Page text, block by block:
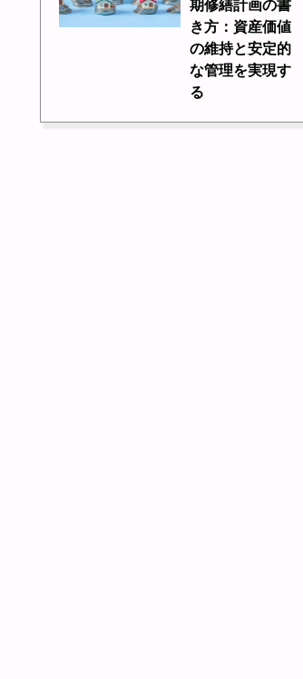
期修繕計画の書
き方：資産価値
の維持と安定的
な管理を実現す
る